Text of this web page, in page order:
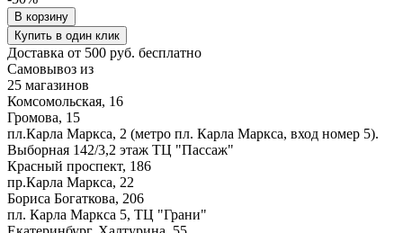
В корзину
Купить в один клик
Доставка от 500 руб. бесплатно
Самовывоз из
25 магазинов
Комсомольская, 16
Громова, 15
пл.Карла Маркса, 2 (метро пл. Карла Маркса, вход номер 5).
Выборная 142/3,2 этаж ТЦ "Пассаж"
Красный проспект, 186
пр.Карла Маркса, 22
Бориса Богаткова, 206
пл. Карла Маркса 5, ТЦ "Грани"